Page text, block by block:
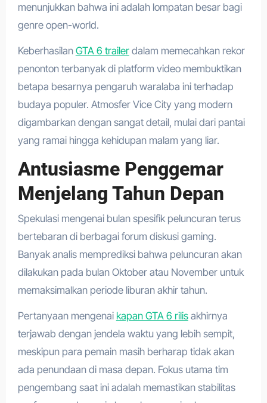
menunjukkan bahwa ini adalah lompatan besar bagi
genre open-world.
Keberhasilan GTA 6 trailerdalam memecahkan rekor
penonton terbanyak di platform video membuktikan
betapa besarnya pengaruh waralaba ini terhadap
budaya populer. Atmosfer Vice City yang modern
digambarkan dengan sangat detail, mulai dari pantai
yang ramai hingga kehidupan malam yang liar.
Antusiasme Penggemar
Menjelang Tahun Depan
Spekulasi mengenai bulan spesifik peluncuran terus
bertebaran di berbagai forum diskusi gaming.
Banyak analis memprediksi bahwa peluncuran akan
dilakukan pada bulan Oktober atau November untuk
memaksimalkan periode liburan akhir tahun.
Pertanyaan mengenai kapan GTA 6 rilisakhirnya
terjawab dengan jendela waktu yang lebih sempit,
meskipun para pemain masih berharap tidak akan
ada penundaan di masa depan. Fokus utama tim
pengembang saat ini adalah memastikan stabilitas